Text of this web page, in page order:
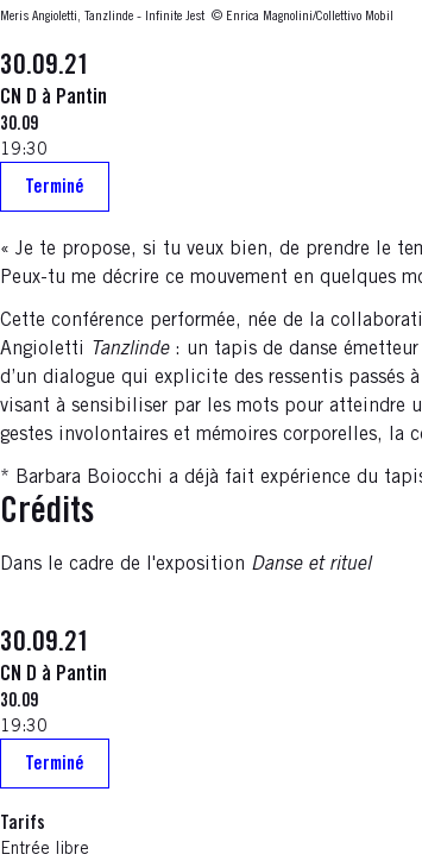
Meris Angioletti, Tanzlinde - Infinite Jest © Enrica Magnolini/Collettivo Mobil
30.09.21
CN D à Pantin
30.09
19:30
Terminé
« Je te propose, si tu veux bien, de prendre le
Peux-tu me décrire ce mouvement en quelques
Cette conférence performée, née de la
Angioletti
Tanzlinde: un tapis de danse émetteur
d’un dialogue qui explicite des ressentis passés
visant à sensibiliser par les mots pour atteindre
gestes involontaires et mémoires corporelles, la
* Barbara Boiocchi a déjà fait expérience du
Crédits
Dans le cadre de l'exposition Danse et rituel
30.09.21
CN D à Pantin
30.09
19:30
Terminé
Tarifs
Entrée libre